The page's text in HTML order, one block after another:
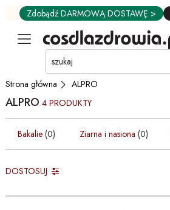
Przejdź
GŁÓWNEJ
ZAWARTOŚCI
PRODUKTÓW
MENU
MENU
Zdobądź DARMOWĄ DOSTAWĘ >
Strona główna ALPRO
ALPRO 4 PRODUKTY
Bakalie (0) Ziarna i nasiona (0)
DOSTOSUJ